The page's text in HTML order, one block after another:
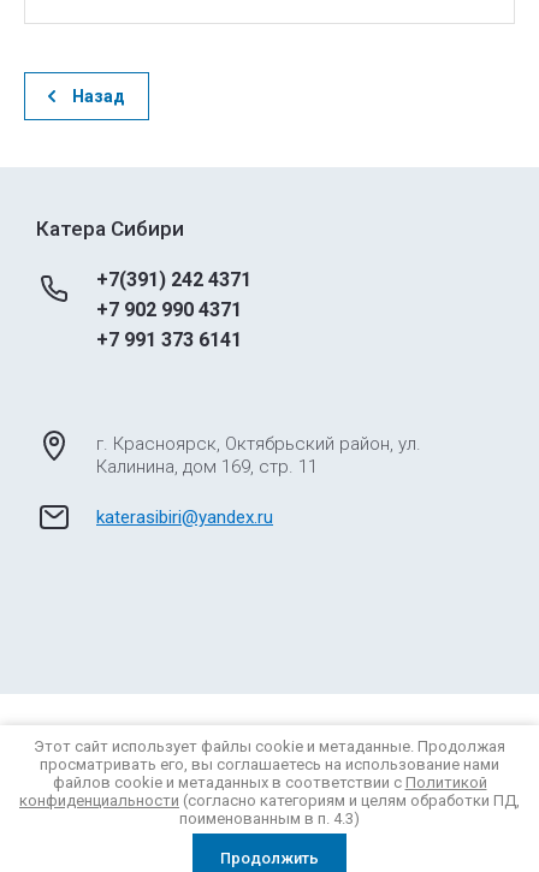
Назад
Катера Сибири
+7(391) 242 4371
+7 902 990 4371
+7 991 373 6141
г. Красноярск, Октябрьский район, ул.
Калинина, дом 169, стр. 11
katerasibiri@yandex.ru
© 2012 - 2026 Катера Сибири
Политика конфиденциальности
Этот сайт использует файлы cookie и метаданные. Продолжая
просматривать его, вы соглашаетесь на использование нами
файлов cookie и метаданных в соответствии с Политикой
конфиденциальности (согласно категориям и целям обработки ПД,
поименованным в п. 4.3)
Продолжить